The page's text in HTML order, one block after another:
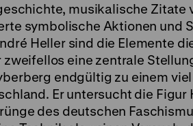
musikalische Zitate
symbolische Aktionen und
Heller sind die Elemente
eine zentrale
endgültig zu einem viel
Er untersucht die Figur
des deutschen